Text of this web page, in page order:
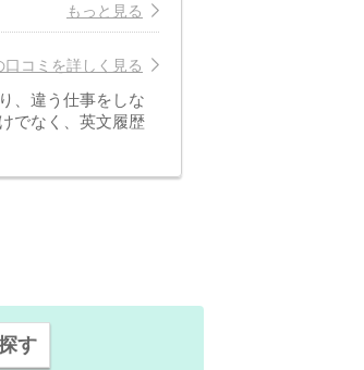
もっと見る
口コミを詳しく見る
、違う仕事をしな
でなく、英文履歴
す